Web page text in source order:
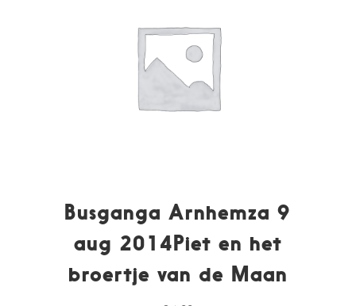
Busganga Arnhemza 9
aug 2014Piet en het
broertje van de Maan